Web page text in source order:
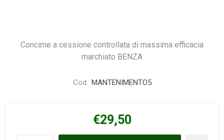
Concime a cessione controllata di massima efficacia
marchiato BENZA
Cod.: MANTENIMENTO5
€29,50